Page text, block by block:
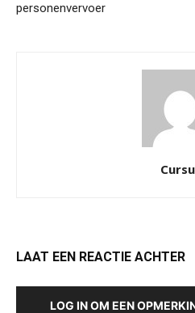
personenvervoer
LAAT EEN REACTIE ACHTER
LOG IN OM EEN